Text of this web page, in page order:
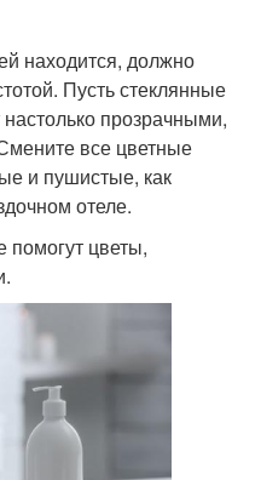
находится, должно
Пусть стеклянные
прозрачными,
все цветные
и пушистые, как
отеле.
помогут цветы,